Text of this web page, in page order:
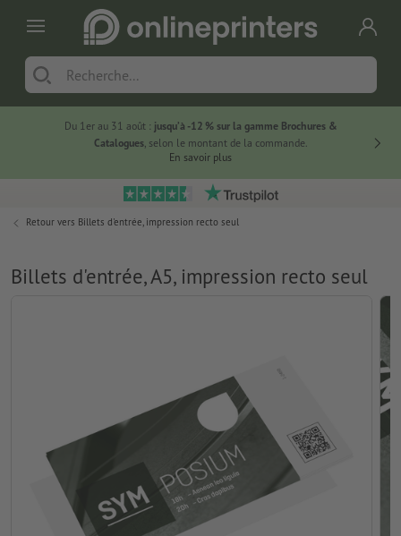
Du 1er au 31 août : jusqu’à -12 % sur la gamme Brochures &
Catalogues, selon le montant de la commande.
En savoir plus
Retour vers Billets d'entrée, impression recto seul
Billets d'entrée, A5, impression recto seul